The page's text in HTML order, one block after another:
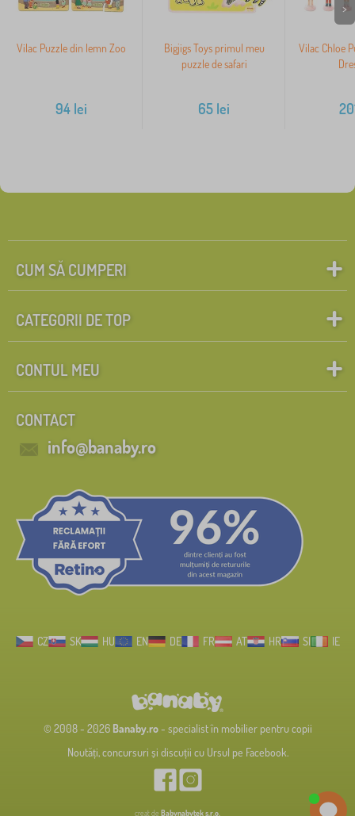
Vilac Puzzle din lemn Zoo
94 lei
Bigjigs Toys primul meu
puzzle de safari
65 lei
Vilac Chloe
>
CUM SĂ CUMPERI
CATEGORII DE TOP
CONTUL MEU
CONTACT
info@banaby.ro
CZ SK HU EN DE FR AT HR SI IE
© 2008 - 2026 Banaby.ro- specialist în mobilier pentru copii
Noutăți, concursuri și discuții cu Ursul pe Facebook.
creat de Babynabytek s.r.o.